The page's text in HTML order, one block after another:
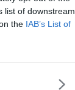
list of downstream
the IAB’s List of